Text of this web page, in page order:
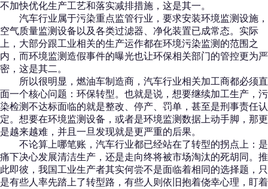
不加快优化生产工艺和落实减排措施，这是其一。
汽车行业属于污染重点监管行业，要求安装环境监测设施，
空气质量监测设备以及各类过滤器、净化装置已成常态。实际
上，大部分跟工业相关的生产运作都在环境污染监测的范围之
内，而环境监测造假事件的曝光也让环保相关部门的管控更为严
密，这是其二。
所以很明显，燃油车制造商，汽车行业相关加工商都必须直
面一个核心问题：环保转型。也就是说，想要继续加工生产，污
染检测不达标面临的就是整改、停产、罚单，甚至是刑事责任认
定。想要在环境监测设备，或者是环境监测数据上动手脚，那更
是越来越难，并且一旦发现就是更严重的后果。
不论算上哪笔账，汽车行业都已经站在了转型的拐点上：是
痛下决心发展清洁生产，还是走向终将被市场淘汰的死胡同。推
此即彼，我国工业生产者其实何尝不是面临着相同的选择题，只
是有些人率先踏上了转型路，有些人则依旧抱着侥幸心理，盯着